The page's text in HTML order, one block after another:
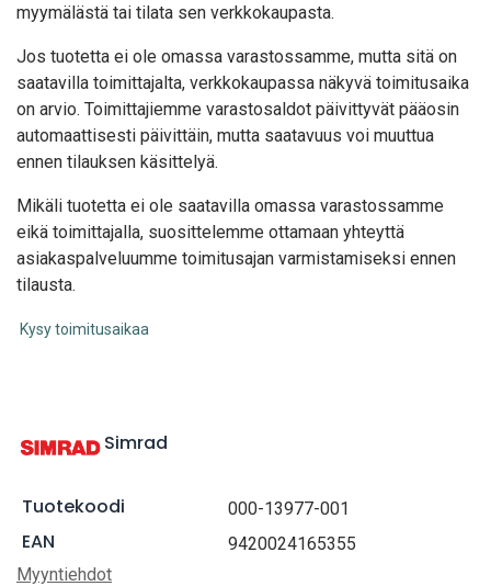
myymälästä tai tilata sen verkkokaupasta.
Jos tuotetta ei ole omassa varastossamme, mutta sitä on
saatavilla toimittajalta, verkkokaupassa näkyvä toimitusaika
on arvio. Toimittajiemme varastosaldot päivittyvät pääosin
automaattisesti päivittäin, mutta saatavuus voi muuttua
ennen tilauksen käsittelyä.
Mikäli tuotetta ei ole saatavilla omassa varastossamme
eikä toimittajalla, suosittelemme ottamaan yhteyttä
asiakaspalveluumme toimitusajan varmistamiseksi ennen
tilausta.
Kysy toimitusaikaa
Simrad
Tuotekoodi 000-13977-001
EAN
9420024165355
Myyntiehdot